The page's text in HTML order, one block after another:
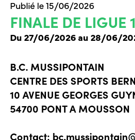
Publié le 15/06/2026
FINALE DE LIGUE
Du 27/06/2026 au 28/06/
B.C. MUSSIPONTAIN
CENTRE DES SPORTS
10 AVENUE GEORGES
54700 PONT A MOUSSON
Contact: